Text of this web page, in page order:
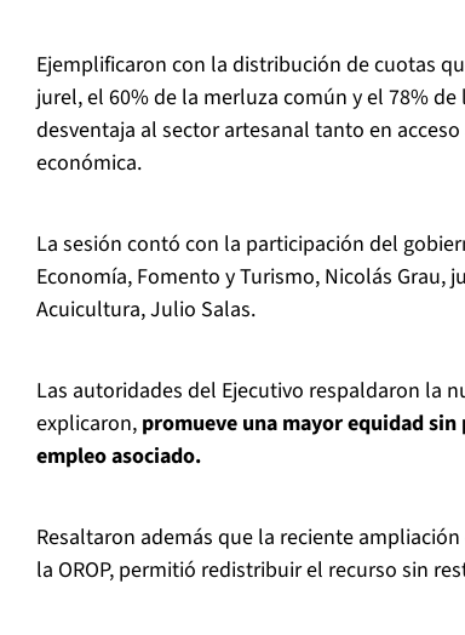
Ejemplificaron con la distribución de cuotas
jurel, el 60% de la merluza común y el 78%
desventaja al sector artesanal tanto en
económica.
La sesión contó con la participación del
Economía, Fomento y Turismo, Nicolás Grau,
Acuicultura, Julio Salas.
Las autoridades del Ejecutivo respaldaron la
explicaron, promueve una mayor equidad
empleo asociado.
Resaltaron además que la reciente
la OROP, permitió redistribuir el recurso sin